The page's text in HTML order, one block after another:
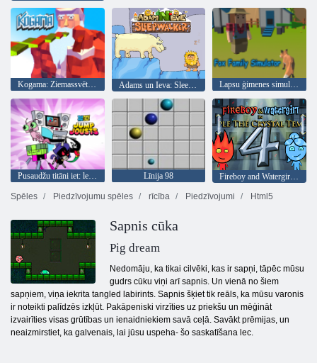
Kogama: Ziemassvētku parks Adams un Ieva: Sleepwalker Lapsu ģimenes simulators
Pusaudžu titāni iet: leciet Jousts Līnija 98
Fireboy and Watergirl 4: Kristāla templis
Spēles
Piedzīvojumu spēles rīcība Piedzīvojumi Html5
Sapnis cūka
Pig dream
Nedomāju, ka tikai cilvēki, kas ir sapņi, tāpēc mūsu
gudrs cūku viņi arī sapnis. Un vienā no šiem
sapņiem, viņa iekrita tangled labirints. Sapnis šķiet tik reāls, ka mūsu varonis
ir noteikti palīdzēs izkļūt. Pakāpeniski virzīties uz priekšu un mēģināt
izvairīties visas grūtības un ienaidniekiem savā ceļā. Savākt prēmijas, un
neaizmirstiet, ka galvenais, lai jūsu uspeha- šo saskatīšana lec.